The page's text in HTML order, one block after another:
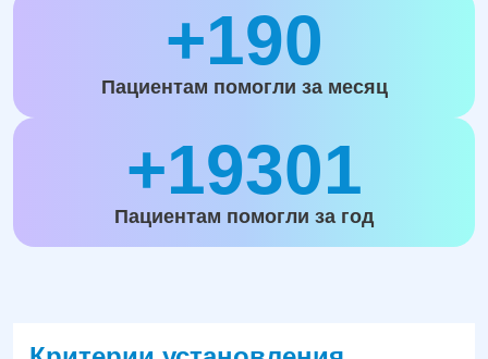
+190
Пациентам помогли за месяц
+19301
Пациентам помогли за год